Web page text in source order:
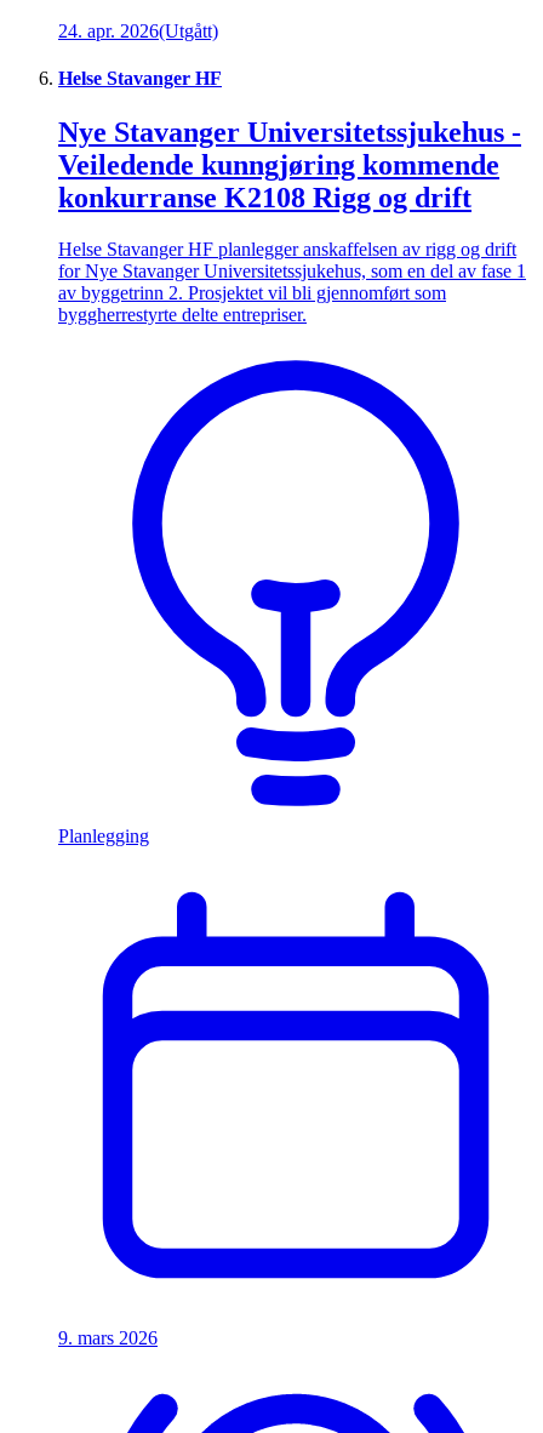
24. apr. 2026(Utgått)
Helse Stavanger HF
Nye Stavanger Universitetssjukehus -
Veiledende kunngjøring kommende
konkurranse K2108 Rigg og drift
Helse Stavanger HF planlegger anskaffelsen av rigg og drift
for Nye Stavanger Universitetssjukehus, som en del av fase 1
av byggetrinn 2. Prosjektet vil bli gjennomført som
byggherrestyrte delte entrepriser.
Planlegging
9. mars 2026